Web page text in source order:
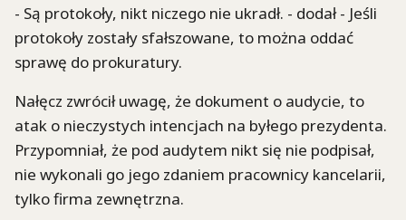
- Są protokoły, nikt niczego nie ukradł. - dodał - Jeśli
protokoły zostały sfałszowane, to można oddać
sprawę do prokuratury.
Nałęcz zwrócił uwagę, że dokument o audycie, to
atak o nieczystych intencjach na byłego prezydenta.
Przypomniał, że pod audytem nikt się nie podpisał,
nie wykonali go jego zdaniem pracownicy kancelarii,
tylko firma zewnętrzna.